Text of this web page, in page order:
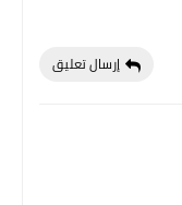
إرسال تعليق